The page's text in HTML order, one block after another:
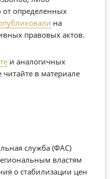
от определенных
на
правовых актов.
и аналогичных
в материале
служба (ФАС)
властям
о стабилизации цен